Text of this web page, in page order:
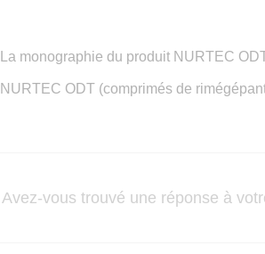
La monographie du produit NURTEC
NURTEC ODT (comprimés de
Avez-vous trouvé une réponse à